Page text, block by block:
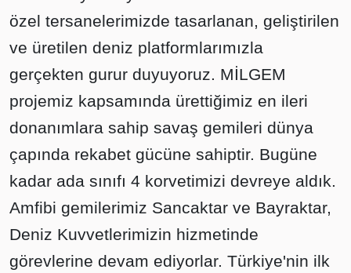
özel tersanelerimizde tasarlanan, geliştirilen
ve üretilen deniz platformlarımızla
gerçekten gurur duyuyoruz. MİLGEM
projemiz kapsamında ürettiğimiz en ileri
donanımlara sahip savaş gemileri dünya
çapında rekabet gücüne sahiptir. Bugüne
kadar ada sınıfı 4 korvetimizi devreye aldık.
Amfibi gemilerimiz Sancaktar ve Bayraktar,
Deniz Kuvvetlerimizin hizmetinde
görevlerine devam ediyorlar. Türkiye'nin ilk